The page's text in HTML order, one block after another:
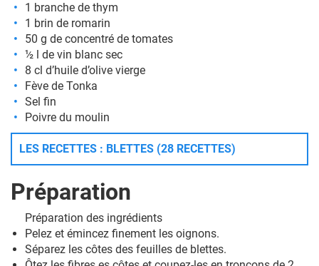
1 branche de thym
1 brin de romarin
50 g de concentré de tomates
½ l de vin blanc sec
8 cl d’huile d’olive vierge
Fève de Tonka
Sel fin
Poivre du moulin
LES RECETTES : BLETTES (28 RECETTES)
Préparation
Préparation des ingrédients
Pelez et émincez finement les oignons.
Séparez les côtes des feuilles de blettes.